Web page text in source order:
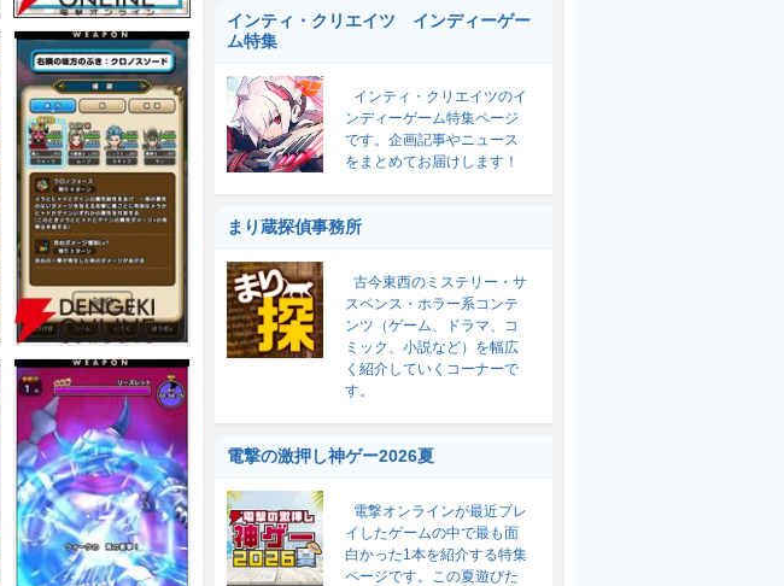
インティ・クリエイツ インディーゲー
ム特集
インティ・クリエイツのイ
ンディーゲーム特集ページ
です。企画記事やニュース
をまとめてお届けします！
まり蔵探偵事務所
古今東西のミステリー・サ
スペンス・ホラー系コンテ
ンツ（ゲーム、ドラマ、コ
ミック、小説など）を幅広
く紹介していくコーナーで
す。
電撃の激押し神ゲー2026夏
電撃オンラインが最近プレ
イしたゲームの中で最も面
白かった1本を紹介する特集
ページです。この夏遊びた